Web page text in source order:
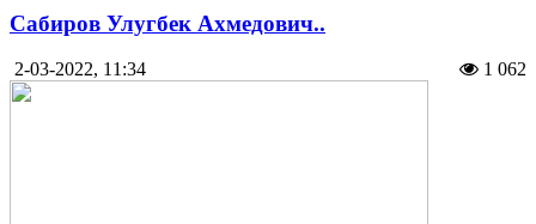
Сабиров Улугбек Ахмедович..
2-03-2022, 11:34 1 062